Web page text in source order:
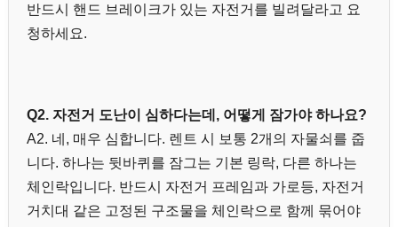
반드시 핸드 브레이크가 있는 자전거를 빌려달라고 요
청하세요.
Q2. 자전거 도난이 심하다는데, 어떻게 잠가야 하나요?
A2. 네, 매우 심합니다. 렌트 시 보통 2개의 자물쇠를 줍
니다. 하나는 뒷바퀴를 잠그는 기본 링락, 다른 하나는
체인락입니다. 반드시 자전거 프레임과 가로등, 자전거
거치대 같은 고정된 구조물을 체인락으로 함께 묶어야